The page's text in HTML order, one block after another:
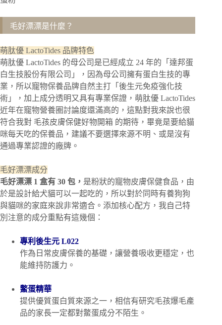
毛好漂漂是什麼？
萌肽優 LactoTides 品牌特色
萌肽優 LactoTides 的母公司是已經成立 24 年的「達邦蛋
白生技股份有限公司」，因為母公司擁有蛋白生技的專
業，所以寵物保養品牌自然主打「後生元免疫強化技
術」，加上成分透明又具有專業保證，萌肽優 LactoTides
近年在寵物營養圈討論度還滿高的，這點對我來說也很
符合我對 毛孩皮膚保健好物開箱 的期待，畢竟是要給貓
咪每天吃的保養品，建議不要選擇來源不明、或是沒有
通過專業認證的廠牌。
毛好漂漂成分
毛好漂漂 1 盒有 30 包， 是粉狀的寵物皮膚保健食品，由
於是設計給犬貓可以一起吃的，所以對於同時有養狗狗
與貓咪的家庭來說非常適合。添加核心配方，我自己特
別注意的成分重點有這幾個：
專利後生元 L022
作為日常皮膚保養的基礎，讓營養吸收更穩定，也
能維持防護力。
鱉蛋精華
提供優質蛋白質來源之一，相信有研究毛孩爆毛產
品的家長一定都對鱉蛋成分不陌生。